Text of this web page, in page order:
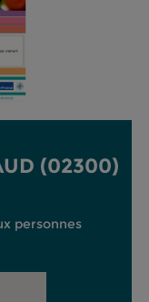
(02300)
personnes